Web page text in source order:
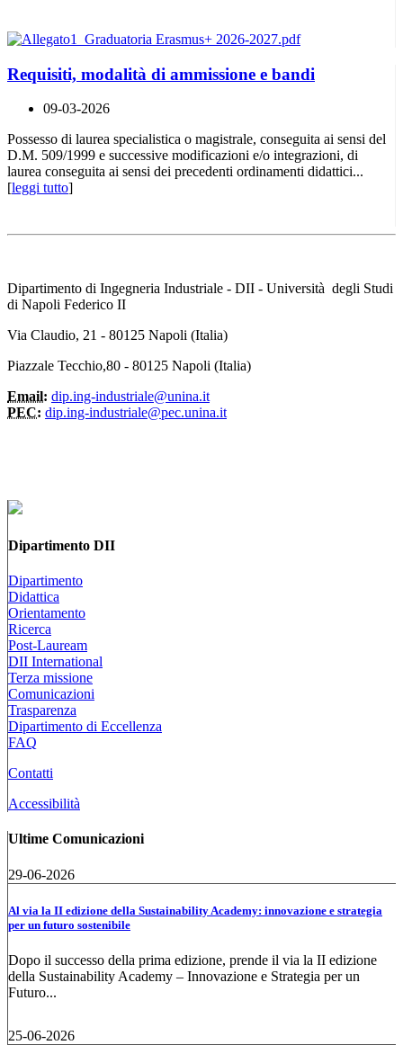
Requisiti, modalità di ammissione e bandi
09-03-2026
Possesso di laurea specialistica o magistrale, conseguita ai sensi del
D.M. 509/1999 e successive modificazioni e/o integrazioni, di
laurea conseguita ai sensi dei precedenti ordinamenti didattici...
[leggi tutto]
Dipartimento di Ingegneria Industriale - DII - Università degli Studi
di Napoli Federico II
Via Claudio, 21 - 80125 Napoli (Italia)
Piazzale Tecchio,80 - 80125 Napoli (Italia)
Email: dip.ing-industriale@unina.it
PEC: dip.ing-industriale@pec.unina.it
Dipartimento DII
Dipartimento
Didattica
Orientamento
Ricerca
Post-Lauream
DII International
Terza missione
Comunicazioni
Trasparenza
Dipartimento di Eccellenza
FAQ
Contatti
Accessibilità
Ultime Comunicazioni
29-06-2026
Al via la II edizione della Sustainability Academy: innovazione e strategia
per un futuro sostenibile
Dopo il successo della prima edizione, prende il via la II edizione
della Sustainability Academy – Innovazione e Strategia per un
Futuro...
25-06-2026